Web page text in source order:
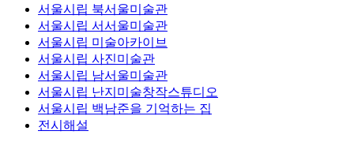
서울시립 북서울미술관
서울시립 서서울미술관
서울시립 미술아카이브
서울시립 사진미술관
서울시립 남서울미술관
서울시립 난지미술창작스튜디오
서울시립 백남준을 기억하는 집
전시해설